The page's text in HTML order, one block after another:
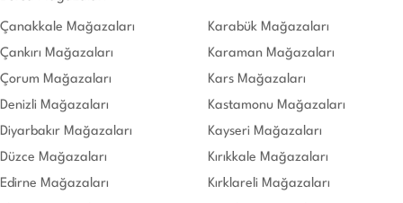
Çanakkale Mağazaları
Çankırı Mağazaları
Çorum Mağazaları
Denizli Mağazaları
Diyarbakır Mağazaları
Düzce Mağazaları
Edirne Mağazaları
Karabük Mağazaları
Karaman Mağazaları
Kars Mağazaları
Kastamonu Mağazaları
Kayseri Mağazaları
Kırıkkale Mağazaları
Kırklareli Mağazaları